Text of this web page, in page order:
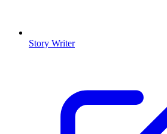
Story Writer